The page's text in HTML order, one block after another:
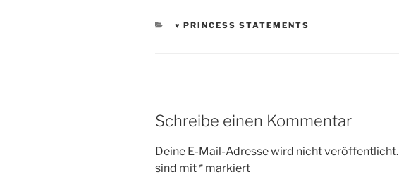
KATEGORIEN
♥ PRINCESS STATEMENTS
Schreibe einen Kommentar
Deine E-Mail-Adresse wird nicht veröffentlicht.
sind mit* markiert